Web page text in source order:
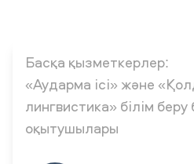
Басқа қызметкерлер:
«Аударма ісі» және
лингвистика» білім
оқытушылары